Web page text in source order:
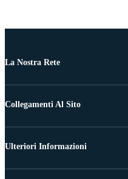
La Nostra Rete
Collegamenti Al Sito
Ulteriori Informazioni